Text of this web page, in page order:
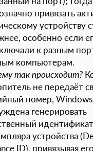
привязать
устройству
особенно если
к разным
компьютерам.
так происходит?
не передаёт
номер, Windows
генерировать
устройства
ID), привязывая